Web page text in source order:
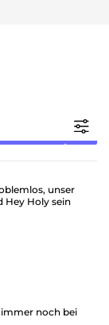
unser
Hey Holy sein
immer noch bei